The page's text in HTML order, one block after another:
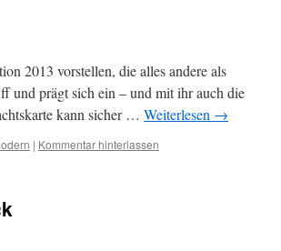
2013 vorstellen, die alles andere als
und prägt sich ein – und mit ihr auch die
kann sicher … Weiterlesen →
| Kommentar hinterlassen